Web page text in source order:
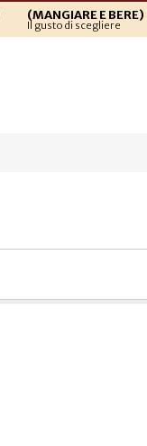
(MANGIARE E BERE)
Il gusto di scegliere